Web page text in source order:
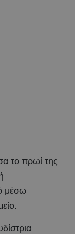
το πρωί της
μέσω